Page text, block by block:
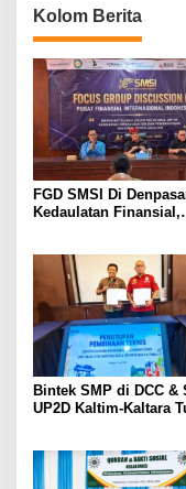
Kolom Berita
FGD SMSI Di
Kedaulatan Finansial,
Bintek SMP di DCC &
UP2D Kaltim-Kaltara
Kepres 63/2004 Kawal
Jantung Listrik